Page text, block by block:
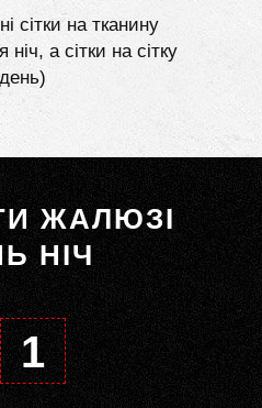
сітки на тканину
а сітки на сітку
ЖАЛЮЗІ
НІЧ
1